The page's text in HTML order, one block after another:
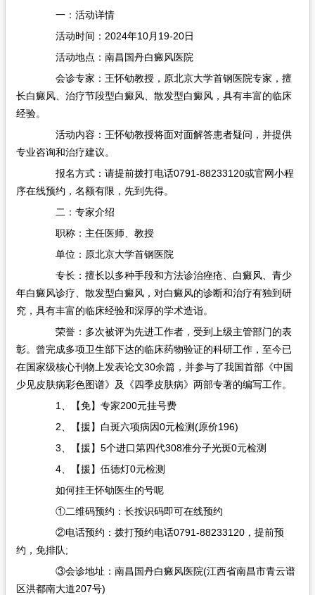
一：活动详情
活动时间：2024年10月19-20日
活动地点：南昌国丹白癜风医院
会诊专家：王怀劬教授，原北京大学首钢医院专家，擅
长白癜风、治疗节段型白癜风、散发型白癜风，具有丰富的临床
经验。
活动内容：王怀劬教授将面对面解答患者疑问，并提供
专业咨询和治疗建议。
报名方式：请提前拨打电话0791-88233120或官网小程
序在线预约，名额有限，先到先得。
二：专家介绍
职称：主任医师、教授
单位：原北京大学首钢医院
专长：擅长以多种手段和方法诊治痤疮、白癜风、青少
年白癜风诊疗、散发型白癜风，对白癜风的诊断和治疗有独到研
究，具有丰富的临床经验和深厚的学术造诣。
荣誉：多次被评为先进工作者，受到上级主管部门的表
彰。曾完成多项卫生部下达的临床药物验证的科研工作，至今已
在国家级核心刊物上发表论文30余篇，并参与了我国首部《中国
少见皮肤病彩色图谱》及《四季皮肤病》两部专著的编写工作。
1、【免】专家200元挂号费
2、【援】白斑六项病因0元检测(原价196)
3、【援】5个进口第四代308准分子光斑0元检测
4、【援】伍德灯0元检测
如何挂王怀劬医生的号呢
①二维码预约：长按识码即可在线预约
②电话预约：拨打预约电话0791-88233120，提前预
约，免排队;
③会诊地址：南昌国丹白癜风医院(江西省南昌市青云谱
区洪都南大道207号)